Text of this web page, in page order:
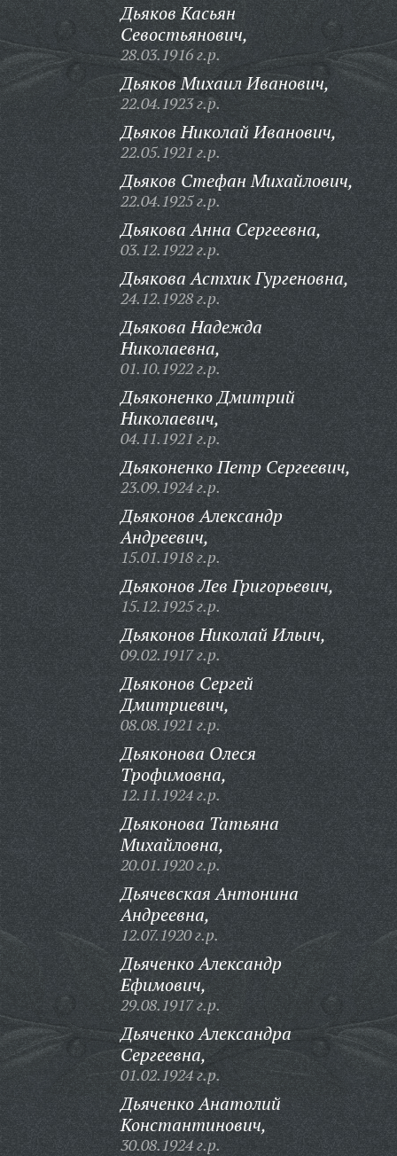
Дьяков Касьян
Севостьянович,
28.03.1916 г.р.
Дьяков Михаил Иванович,
22.04.1923 г.р.
Дьяков Николай Иванович,
22.05.1921 г.р.
Дьяков Стефан Михайлович,
22.04.1925 г.р.
Дьякова Анна Сергеевна,
03.12.1922 г.р.
Дьякова Астхик Гургеновна,
24.12.1928 г.р.
Дьякова Надежда
Николаевна,
01.10.1922 г.р.
Дьяконенко Дмитрий
Николаевич,
04.11.1921 г.р.
Дьяконенко Петр Сергеевич,
23.09.1924 г.р.
Дьяконов Александр
Андреевич,
15.01.1918 г.р.
Дьяконов Лев Григорьевич,
15.12.1925 г.р.
Дьяконов Николай Ильич,
09.02.1917 г.р.
Дьяконов Сергей
Дмитриевич,
08.08.1921 г.р.
Дьяконова Олеся
Трофимовна,
12.11.1924 г.р.
Дьяконова Татьяна
Михайловна,
20.01.1920 г.р.
Дьячевская Антонина
Андреевна,
12.07.1920 г.р.
Дьяченко Александр
Ефимович,
29.08.1917 г.р.
Дьяченко Александра
Сергеевна,
01.02.1924 г.р.
Дьяченко Анатолий
Константинович,
30.08.1924 г.р.